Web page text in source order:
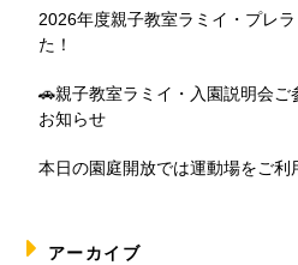
2026年度親子教室ラミイ・プレ
た！
🚗親子教室ラミイ・入園説明会
お知らせ
本日の園庭開放では運動場をご利
アーカイブ